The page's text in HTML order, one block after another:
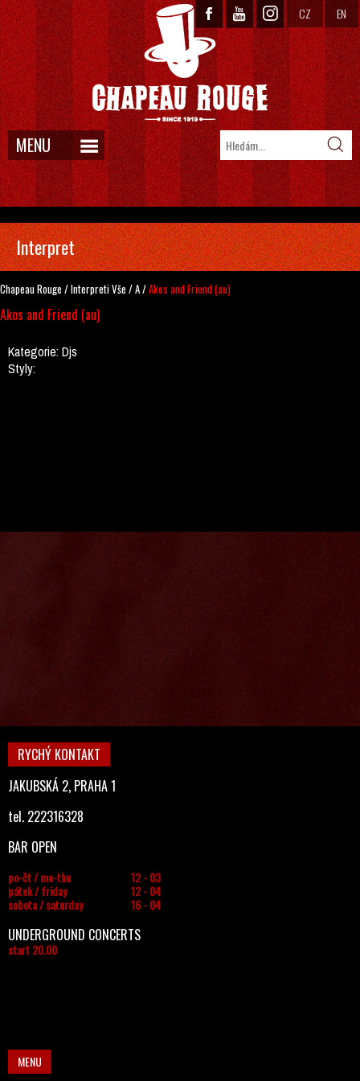
CZ EN
MENU
Interpret
Chapeau Rouge /InterpretiVše /A/Akos and Friend (au)
Akos and Friend (au)
Kategorie:Djs
Styly:
RYCHÝ KONTAKT
JAKUBSKÁ 2, PRAHA 1
tel. 222316328
BAR OPEN
po-čt / mo-thu
12 - 03
pátek / friday
12 - 04
sobota / saturday
16 - 04
UNDERGROUND CONCERTS
start 20.00
MENU